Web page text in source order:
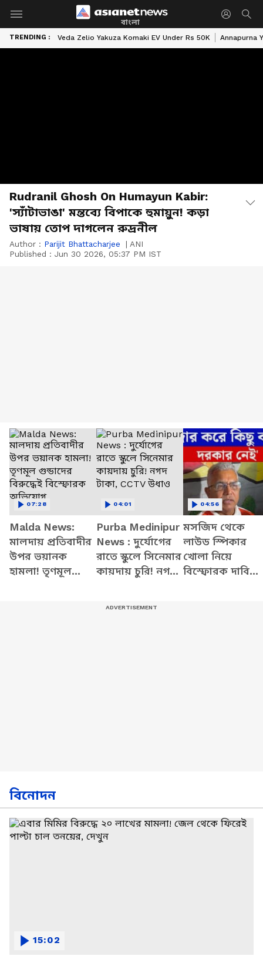
বাংলা
TRENDING : Veda Zelio Yakuza Komaki EV Under Rs 50K Annapurna
Rudranil Ghosh On Humayun Kabir:
'স্যাঁটাভাঙা' মন্তব্যে বিপাকে হুমায়ুন! কড়া
ভাষায় তোপ দাগলেন রুদ্রনীল
Author : Parijit Bhattacharjee | ANI
Published : Jun 30 2026, 05:37 PM IST
Malda News:
মালদায় প্রতিবাদীর
উপর ভয়ানক
হামলা! তৃণমূল
07:28
Purba Medinipur
News : দুর্যোগের
রাতে স্কুলে সিনেমার
কায়দায় চুরি! নগদ
04:01
মসজিদ থেকে
লাউড স্পিকার
খোলা নিয়ে
বিস্ফোরক দাবি
04:56
বিনোদন
15:02